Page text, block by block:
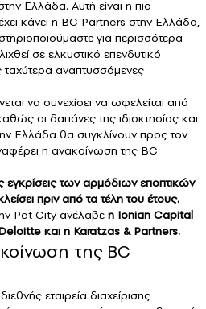
Ελλάδα. Αυτή είναι η πιο
κάνει η BC Partners στην Ελλάδα,
για περισσότερα
σε ελκυστικό επενδυτικό
αναπτυσσόμενες
να συνεχίσει να ωφελείται από
οι δαπάνες της ιδιοκτησίας και
Ελλάδα θα συγκλίνουν προς τον
η ανακοίνωση της BC
εγκρίσεις των αρμόδιων εποπτικών
πριν από τα τέλη του έτους.
Pet City ανέλαβε η Ionian Capital
και η Karatzas & Partners.
της BC
εταιρεία διαχείρισης